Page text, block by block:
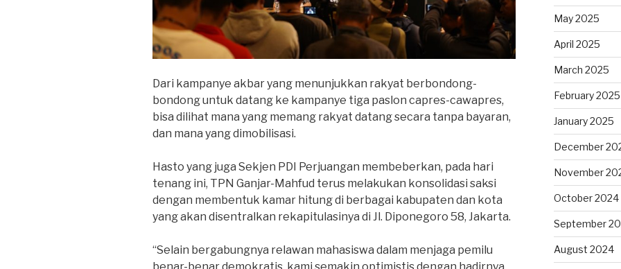
Dari kampanye akbar yang menunjukkan rakyat berbondong-
bondong untuk datang ke kampanye tiga paslon capres-cawapres,
bisa dilihat mana yang memang rakyat datang secara tanpa bayaran,
dan mana yang dimobilisasi.
Hasto yang juga Sekjen PDI Perjuangan membeberkan, pada hari
tenang ini, TPN Ganjar-Mahfud terus melakukan konsolidasi saksi
dengan membentuk kamar hitung di berbagai kabupaten dan kota
yang akan disentralkan rekapitulasinya di Jl. Diponegoro 58, Jakarta.
“Selain bergabungnya relawan mahasiswa dalam menjaga pemilu
May 2025
April 2025
March 2025
February 2025
January 2025
December
November
October 2024
September
August 2024